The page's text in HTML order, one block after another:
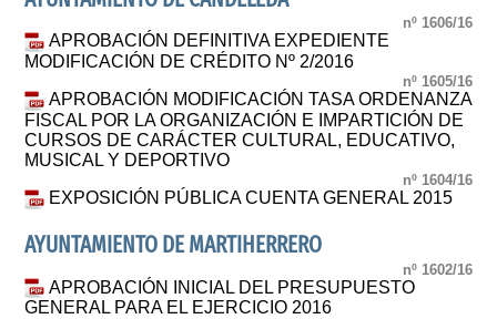
nº 1606/16
APROBACIÓN DEFINITIVA EXPEDIENTE
MODIFICACIÓN DE CRÉDITO Nº 2/2016
nº 1605/16
APROBACIÓN MODIFICACIÓN TASA ORDENANZA
FISCAL POR LA ORGANIZACIÓN E IMPARTICIÓN DE
CURSOS DE CARÁCTER CULTURAL, EDUCATIVO,
MUSICAL Y DEPORTIVO
nº 1604/16
EXPOSICIÓN PÚBLICA CUENTA GENERAL 2015
AYUNTAMIENTO DE MARTIHERRERO
nº 1602/16
APROBACIÓN INICIAL DEL PRESUPUESTO
GENERAL PARA EL EJERCICIO 2016